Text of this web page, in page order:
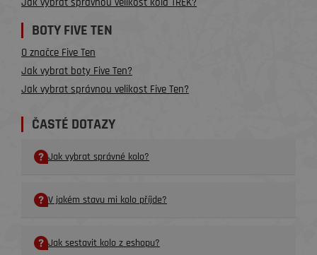
BOTY FIVE TEN
O značce Five Ten
Jak vybrat boty Five Ten?
Jak vybrat správnou velikost Five Ten?
ČASTÉ DOTAZY
Jak vybrat správné kolo?
V jakém stavu mi kolo příjde?
Jak sestavit kolo z eshopu?